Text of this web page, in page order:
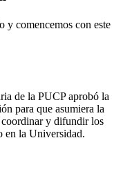
y comencemos con este
de la PUCP aprobó la
para que asumiera la
y difundir los
en la Universidad.